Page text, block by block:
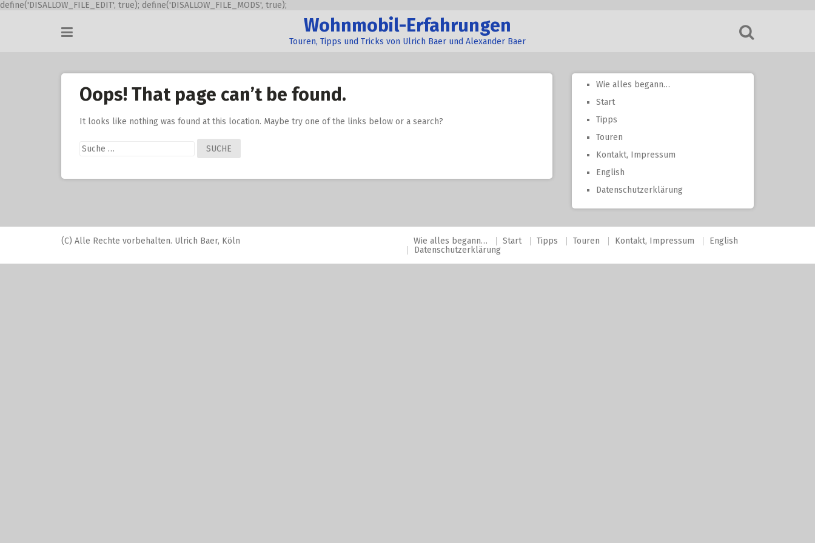
define('DISALLOW_FILE_EDIT', true); define('DISALLOW_FILE_MODS', true);
Wohnmobil-Erfahrungen
Touren, Tipps und Tricks von Ulrich Baer und Alexander Baer
Oops! That page can’t be found.
It looks like nothing was found at this location. Maybe try one of the links below or a search?
Suche
nach:
Wie alles begann…
Start
Tipps
Touren
Kontakt, Impressum
English
Datenschutzerklärung
(C) Alle Rechte vorbehalten. Ulrich Baer, Köln Wie alles begann… Start Tipps Touren Kontakt, Impressum
English
Datenschutzerklärung